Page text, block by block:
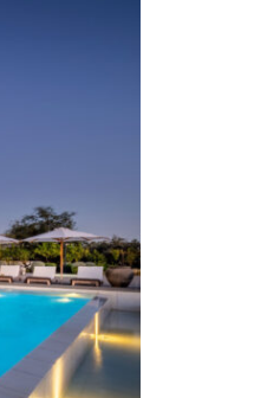
radiante (en